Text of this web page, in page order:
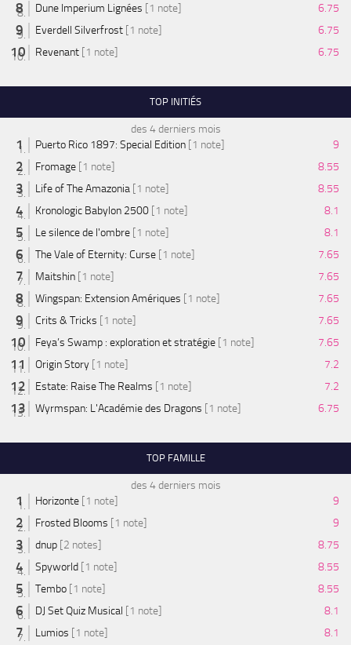
Dune Imperium Lignées [1 note]
6.75
Everdell Silverfrost [1 note]
6.75
Revenant [1 note] 6.75
TOP INITIÉS
des 4 derniers mois
Puerto Rico 1897: Special Edition [1 note]
9
Fromage [1 note]
8.55
Life of The Amazonia [1 note]
8.55
Kronologic Babylon 2500 [1 note]
8.1
Le silence de l'ombre [1 note]
8.1
The Vale of Eternity: Curse [1 note]
7.65
Maitshin [1 note]
7.65
Wingspan: Extension Amériques [1 note]
7.65
Crits & Tricks [1 note]
7.65
Feya’s Swamp : exploration et stratégie [1 note]
7.65
Origin Story [1 note]
7.2
Estate: Raise The Realms [1 note]
7.2
Wyrmspan: L'Académie des Dragons [1 note] 6.75
TOP FAMILLE
des 4 derniers mois
Horizonte [1 note]
9
Frosted Blooms [1 note]
9
dnup [2 notes]
8.75
Spyworld [1 note]
8.55
Tembo [1 note]
8.55
DJ Set Quiz Musical [1 note]
8.1
Lumios [1 note] 8.1